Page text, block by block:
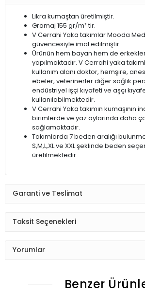
Likra kumaştan üretilmiştir.
Gramaj 155 gr/m² tir.
V Cerrahi Yaka takımlar Mooda
güvencesiyle imal edilmiştir.
Ürünün hem bayan hem de
yapılmaktadır. V Cerrahi yaka
kullanım alanı doktor, hemşire,
ebeler, veterinerler diğer sağlık
endüstriyel işçi kıyafeti ve aşçı
kullanılabilmektedir.
V Cerrahi Yaka takımın kumaşının
birimlerde ve yaz aylarında daha
sağlamaktadır.
Takımlarda 7 beden aralığı
S,M,L,XL ve XXL şeklinde beden
üretilmektedir.
Garanti ve Teslimat
Taksit Seçenekleri
Yorumlar
Benzer